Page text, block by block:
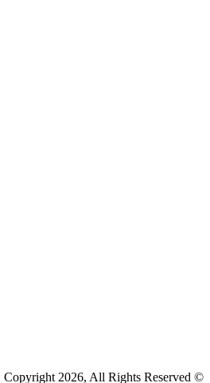
© Copyright 2026, All Rights Reserved |